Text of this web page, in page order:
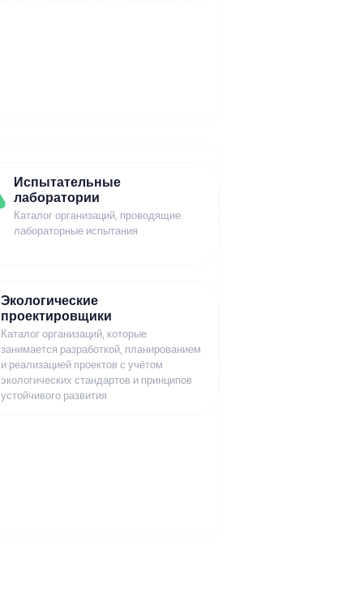
Испытательные
лаборатории
Каталог организаций, проводящие
лабораторные испытания
Экологические
проектировщики
Каталог организаций, которые
занимается разработкой, планированием
и реализацией проектов с учётом
экологических стандартов и принципов
устойчивого развития